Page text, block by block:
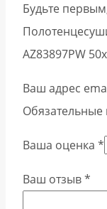
Будьте
AZ83897PW
Ваш адрес
Ваша оценка *
Ваш отзыв*